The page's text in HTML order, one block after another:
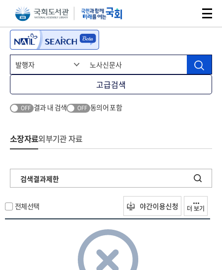
본문 바로가기주메뉴 바로가기
고급검색
OFF 결과 내 검색 OFF 동의어 포함
소장자료외부기관 자료
검색결과제한
전체선택 야간이용신청 더 보기